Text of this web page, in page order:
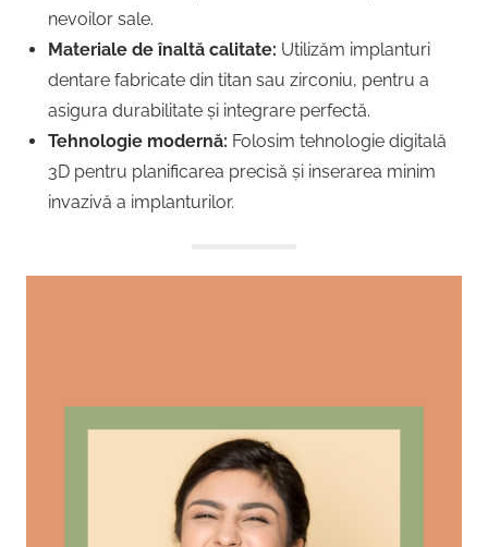
nevoilor sale.
Materiale de înaltă calitate: Utilizăm implanturi
dentare fabricate din titan sau zirconiu, pentru a
asigura durabilitate și integrare perfectă.
Tehnologie modernă: Folosim tehnologie digitală
3D pentru planificarea precisă și inserarea minim
invazivă a implanturilor.